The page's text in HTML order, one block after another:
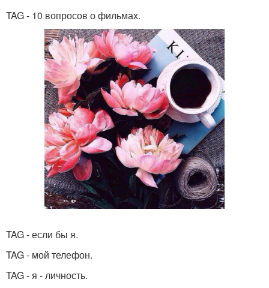
TAG - 10 вопросов о фильмах.
TAG - если бы я.
TAG - мой телефон.
TAG - я - личность.